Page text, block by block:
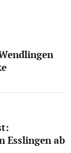
Esslingen ab